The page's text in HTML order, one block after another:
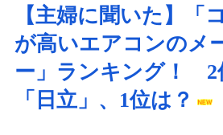
【主婦に聞いた】「
が高いエアコンのメ
ー」ランキング！ 2
「日立」、1位は？